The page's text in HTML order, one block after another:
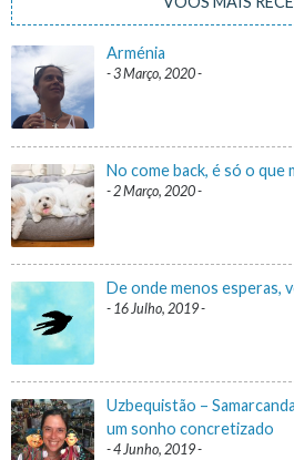
Arménia
3 Março, 2020
No come back, é só o que
2 Março, 2020
De onde menos esperas,
16 Julho, 2019
Uzbequistão –
um sonho concretizado
4 Junho, 2019